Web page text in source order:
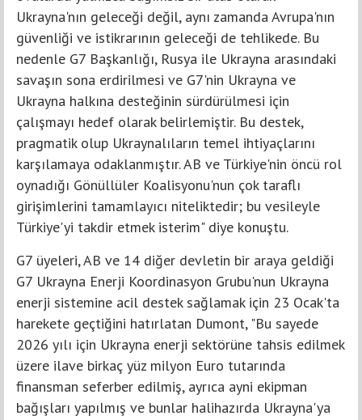
Ukrayna'nın geleceği değil, aynı zamanda Avrupa'nın
güvenliği ve istikrarının geleceği de tehlikede. Bu
nedenle G7 Başkanlığı, Rusya ile Ukrayna arasındaki
savaşın sona erdirilmesi ve G7'nin Ukrayna ve
Ukrayna halkına desteğinin sürdürülmesi için
çalışmayı hedef olarak belirlemiştir. Bu destek,
pragmatik olup Ukraynalıların temel ihtiyaçlarını
karşılamaya odaklanmıştır. AB ve Türkiye'nin öncü rol
oynadığı Gönüllüler Koalisyonu'nun çok taraflı
girişimlerini tamamlayıcı niteliktedir; bu vesileyle
Türkiye'yi takdir etmek isterim" diye konuştu.
G7 üyeleri, AB ve 14 diğer devletin bir araya geldiği
G7 Ukrayna Enerji Koordinasyon Grubu'nun Ukrayna
enerji sistemine acil destek sağlamak için 23 Ocak'ta
harekete geçtiğini hatırlatan Dumont, "Bu sayede
2026 yılı için Ukrayna enerji sektörüne tahsis edilmek
üzere ilave birkaç yüz milyon Euro tutarında
finansman seferber edilmiş, ayrıca ayni ekipman
bağışları yapılmış ve bunlar halihazırda Ukrayna'ya